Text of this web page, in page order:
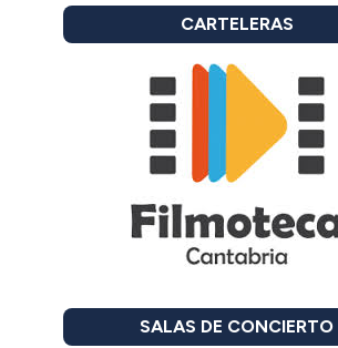
CARTELERAS
SALAS DE CONCIERTO